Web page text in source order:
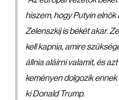
hiszem, hogy Putyin elnök
Zelenszkij is békét akar.
kell kapnia, amire
állnia aláírni valamit, és
keményen dolgozik
ki Donald Trump.